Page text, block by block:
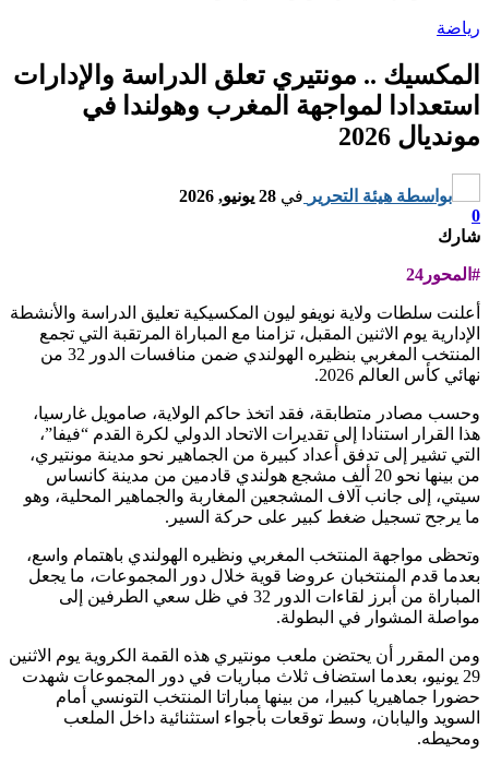
رياضة
المكسيك .. مونتيري تعلق الدراسة والإدارات
استعدادا لمواجهة المغرب وهولندا في
مونديال 2026
بواسطة هيئة التحرير في 28 يونيو, 2026
0
شارك
#المحور24
أعلنت سلطات ولاية نويفو ليون المكسيكية تعليق الدراسة والأنشطة
الإدارية يوم الاثنين المقبل، تزامنا مع المباراة المرتقبة التي تجمع
المنتخب المغربي بنظيره الهولندي ضمن منافسات الدور 32 من
نهائي كأس العالم 2026.
وحسب مصادر متطابقة، فقد اتخذ حاكم الولاية، صامويل غارسيا،
هذا القرار استنادا إلى تقديرات الاتحاد الدولي لكرة القدم “فيفا”،
التي تشير إلى تدفق أعداد كبيرة من الجماهير نحو مدينة مونتيري،
من بينها نحو 20 ألف مشجع هولندي قادمين من مدينة كانساس
سيتي، إلى جانب آلاف المشجعين المغاربة والجماهير المحلية، وهو
ما يرجح تسجيل ضغط كبير على حركة السير.
وتحظى مواجهة المنتخب المغربي ونظيره الهولندي باهتمام واسع،
بعدما قدم المنتخبان عروضا قوية خلال دور المجموعات، ما يجعل
المباراة من أبرز لقاءات الدور 32 في ظل سعي الطرفين إلى
مواصلة المشوار في البطولة.
ومن المقرر أن يحتضن ملعب مونتيري هذه القمة الكروية يوم الاثنين
29 يونيو، بعدما استضاف ثلاث مباريات في دور المجموعات شهدت
حضورا جماهيريا كبيرا، من بينها مباراتا المنتخب التونسي أمام
السويد واليابان، وسط توقعات بأجواء استثنائية داخل الملعب
ومحيطه.